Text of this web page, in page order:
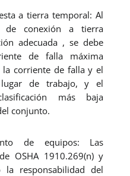
a tierra temporal: Al
de conexión a tierra
adecuada , se debe
de falla máxima
corriente de falla y el
de trabajo, y el
más baja
conjunto.
de equipos: Las
OSHA 1910.269(n) y
la responsabilidad del